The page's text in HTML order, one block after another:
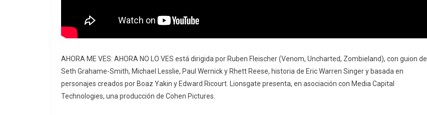
AHORA ME VES: AHORA NO LO VES está dirigida por Ruben Fleischer (Venom, Uncharted, Zombieland), con guion de
Seth Grahame-Smith, Michael Lesslie, Paul Wernick y Rhett Reese, historia de Eric Warren Singer y basada en
personajes creados por Boaz Yakin y Edward Ricourt. Lionsgate presenta, en asociación con Media Capital
Technologies, una producción de Cohen Pictures.